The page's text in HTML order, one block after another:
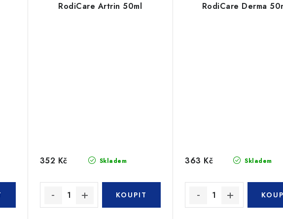
RodiCare Artrin 50ml
Skladem
352 Kč
RodiCare Derma
Skladem
363 Kč